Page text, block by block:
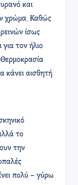
και
χρώμα. Καθώς
ίσως
για τον ήλιο
κάνει αισθητή
το
την
πολύ – γύρω